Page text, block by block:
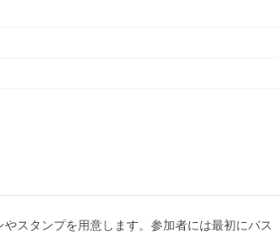
スタンプを用意します。参加者には最初にパス